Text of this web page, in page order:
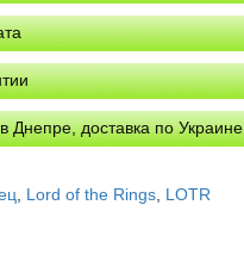
Днепре, доставка по Украине
, Lord of the Rings, LOTR